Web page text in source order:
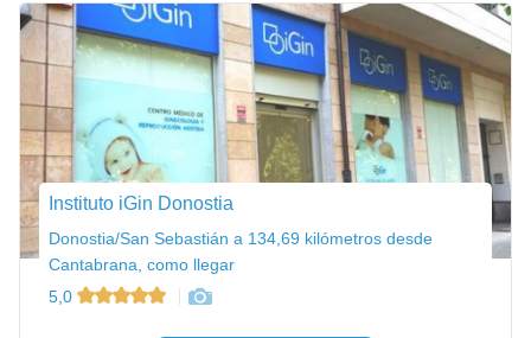
Instituto iGin Donostia
Donostia/San Sebastián a 134,69 kilómetros desde
Cantabrana, como llegar
5,0